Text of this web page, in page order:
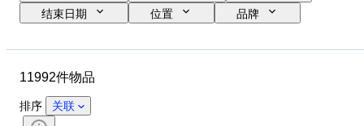
结束日期
位置
品牌
状态
课题
颜色
11992件物品
排序 关联